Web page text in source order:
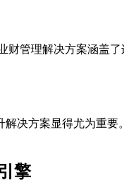
财管理解决方案涵盖
决方案显得尤为重
擎